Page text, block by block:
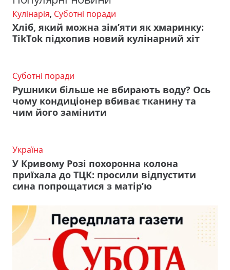
Кулінарія, Суботні поради
Хліб, який можна зім’яти як хмаринку:
TikTok підхопив новий кулінарний хіт
Суботні поради
Рушники більше не вбирають воду? Ось
чому кондиціонер вбиває тканину та
чим його замінити
Україна
У Кривому Розі похоронна колона
приїхала до ТЦК: просили відпустити
сина попрощатися з матір’ю